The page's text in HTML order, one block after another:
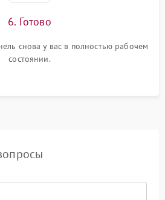
6. Готово
снова у вас в полностью рабочем
состоянии.